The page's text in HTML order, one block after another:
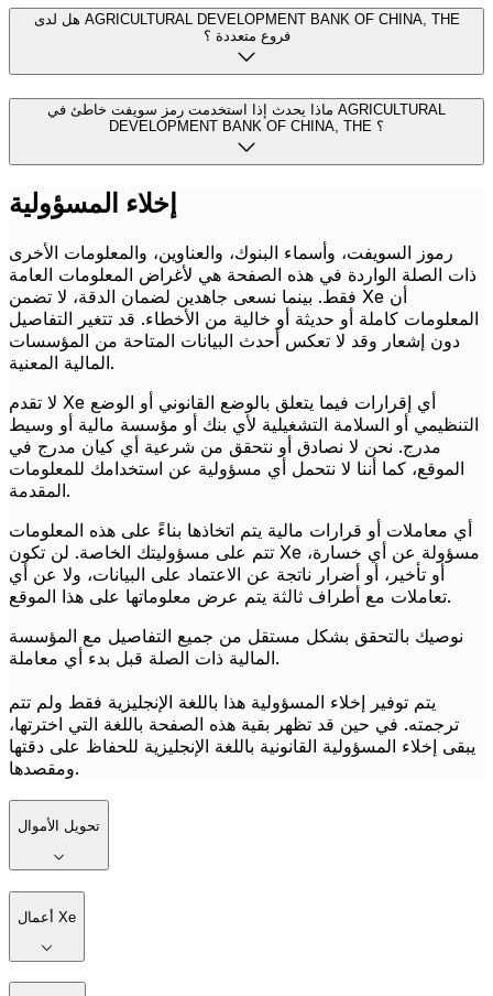
هل لدى AGRICULTURAL DEVELOPMENT BANK OF CHINA, THE
فروع متعددة ؟
ماذا يحدث إذا استخدمت رمز سويفت خاطئ في AGRICULTURAL
DEVELOPMENT BANK OF CHINA, THE ؟
إخلاء المسؤولية
رموز السويفت، وأسماء البنوك، والعناوين، والمعلومات الأخرى
ذات الصلة الواردة في هذه الصفحة هي لأغراض المعلومات العامة
فقط. بينما نسعى جاهدين لضمان الدقة، لا تضمن Xe أن
المعلومات كاملة أو حديثة أو خالية من الأخطاء. قد تتغير التفاصيل
دون إشعار وقد لا تعكس أحدث البيانات المتاحة من المؤسسات
المالية المعنية.
لا تقدم Xe أي إقرارات فيما يتعلق بالوضع القانوني أو الوضع
التنظيمي أو السلامة التشغيلية لأي بنك أو مؤسسة مالية أو وسيط
مدرج. نحن لا نصادق أو نتحقق من شرعية أي كيان مدرج في
الموقع، كما أننا لا نتحمل أي مسؤولية عن استخدامك للمعلومات
المقدمة.
أي معاملات أو قرارات مالية يتم اتخاذها بناءً على هذه المعلومات
تتم على مسؤوليتك الخاصة. لن تكون Xe مسؤولة عن أي خسارة،
أو تأخير، أو أضرار ناتجة عن الاعتماد على البيانات، ولا عن أي
تعاملات مع أطراف ثالثة يتم عرض معلوماتها على هذا الموقع.
نوصيك بالتحقق بشكل مستقل من جميع التفاصيل مع المؤسسة
المالية ذات الصلة قبل بدء أي معاملة.
يتم توفير إخلاء المسؤولية هذا باللغة الإنجليزية فقط ولم تتم
ترجمته. في حين قد تظهر بقية هذه الصفحة باللغة التي اخترتها،
يبقى إخلاء المسؤولية القانونية باللغة الإنجليزية للحفاظ على دقتها
ومقصدها.
تحويل الأموال
أعمال Xe